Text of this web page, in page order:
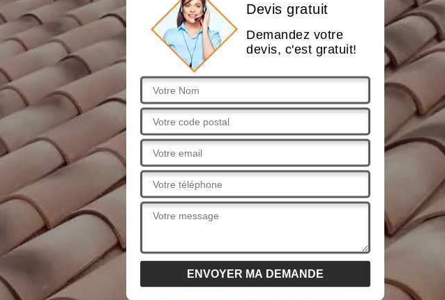
Devis gratuit
Demandez votre
devis, c'est gratuit!